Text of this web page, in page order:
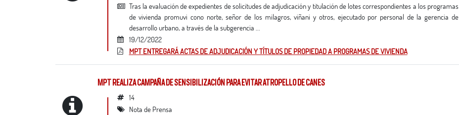
tras la evaluación de expedientes de solicitudes de adjudicación y titulación de lotes correspondientes a los programas
de vivienda promuvi cono norte, señor de los milagros, viñani y otros, ejecutado por personal de la gerencia de
desarrollo urbano, a través de la subgerencia ...
19/12/2022
MPT ENTREGARÁ ACTAS DE ADJUDICACIÓN Y TÍTULOS DE PROPIEDAD A PROGRAMAS DE VIVIENDA
MPT REALIZA CAMPAÑA DE SENSIBILIZACIÓN PARA EVITAR ATROPELLO DE CANES
14
Nota de Prensa